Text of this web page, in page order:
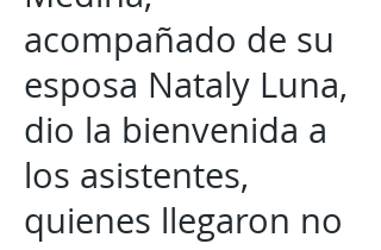
acompañado de su
esposa Nataly Luna,
dio la bienvenida a
los asistentes,
quienes llegaron no